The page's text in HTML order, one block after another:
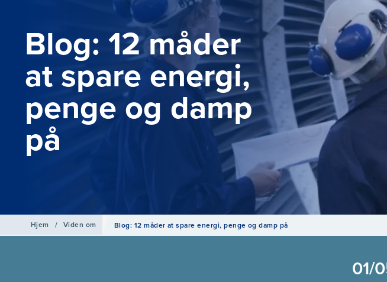
Blog: 12 måder
at spare energi,
penge og damp
på
Hjem / Viden om Blog: 12 måder at spare energi, penge og damp på
01/